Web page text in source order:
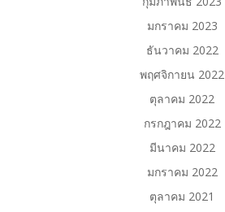
มกราคม 2023
ธันวาคม 2022
พฤศจิกายน 2022
ตุลาคม 2022
กรกฎาคม 2022
มีนาคม 2022
มกราคม 2022
ตุลาคม 2021